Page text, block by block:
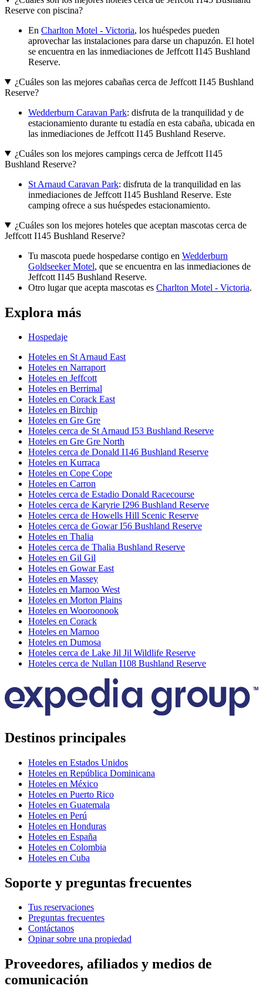
Reserve con piscina?
En Charlton Motel - Victoria, los huéspedes pueden
aprovechar las instalaciones para darse un chapuzón. El hotel
se encuentra en las inmediaciones de Jeffcott I145 Bushland
Reserve.
¿Cuáles son las mejores cabañas cerca de Jeffcott I145 Bushland
Reserve?
Wedderburn Caravan Park: disfruta de la tranquilidad y de
estacionamiento durante tu estadía en esta cabaña, ubicada en
las inmediaciones de Jeffcott I145 Bushland Reserve.
¿Cuáles son los mejores campings cerca de Jeffcott I145
Bushland Reserve?
St Arnaud Caravan Park: disfruta de la tranquilidad en las
inmediaciones de Jeffcott I145 Bushland Reserve. Este
camping ofrece a sus huéspedes estacionamiento.
¿Cuáles son los mejores hoteles que aceptan mascotas cerca de
Jeffcott I145 Bushland Reserve?
Tu mascota puede hospedarse contigo en Wedderburn
Goldseeker Motel, que se encuentra en las inmediaciones de
Jeffcott I145 Bushland Reserve.
Otro lugar que acepta mascotas es Charlton Motel - Victoria.
Explora más
Hospedaje
Hoteles en St Arnaud East
Hoteles en Narraport
Hoteles en Jeffcott
Hoteles en Berrimal
Hoteles en Corack East
Hoteles en Birchip
Hoteles en Gre Gre
Hoteles cerca de St Arnaud I53 Bushland Reserve
Hoteles en Gre Gre North
Hoteles cerca de Donald I146 Bushland Reserve
Hoteles en Kurraca
Hoteles en Cope Cope
Hoteles en Carron
Hoteles cerca de Estadio Donald Racecourse
Hoteles cerca de Karyrie I296 Bushland Reserve
Hoteles cerca de Howells Hill Scenic Reserve
Hoteles cerca de Gowar I56 Bushland Reserve
Hoteles en Thalia
Hoteles cerca de Thalia Bushland Reserve
Hoteles en Gil Gil
Hoteles en Gowar East
Hoteles en Massey
Hoteles en Marnoo West
Hoteles en Morton Plains
Hoteles en Wooroonook
Hoteles en Corack
Hoteles en Marnoo
Hoteles en Dumosa
Hoteles cerca de Lake Jil Jil Wildlife Reserve
Hoteles cerca de Nullan I108 Bushland Reserve
Destinos principales
Hoteles en Estados Unidos
Hoteles en República Dominicana
Hoteles en México
Hoteles en Puerto Rico
Hoteles en Guatemala
Hoteles en Perú
Hoteles en Honduras
Hoteles en España
Hoteles en Colombia
Hoteles en Cuba
Soporte y preguntas frecuentes
Tus reservaciones
Preguntas frecuentes
Contáctanos
Opinar sobre una propiedad
Proveedores, afiliados y medios de
comunicación